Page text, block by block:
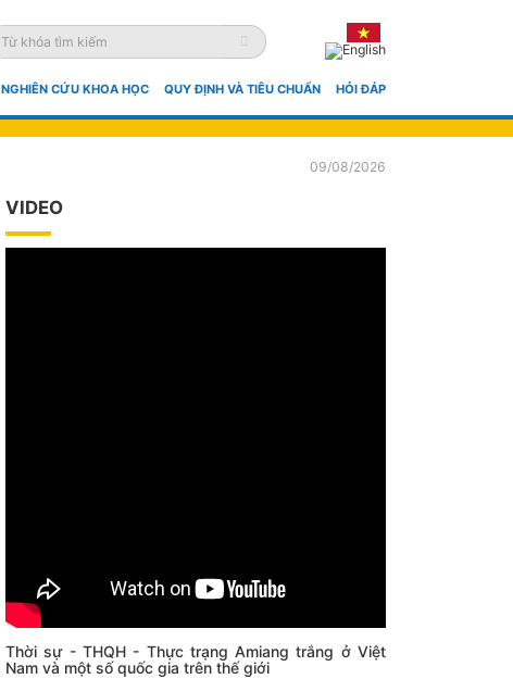
NGHIÊN CỨU KHOA HỌC QUY ĐỊNH VÀ TIÊU CHUẨN HỎI ĐÁP
09/08/2026
VIDEO
Thời sự - THQH - Thực trạng Amiang trắng ở Việt
Nam và một số quốc gia trên thế giới